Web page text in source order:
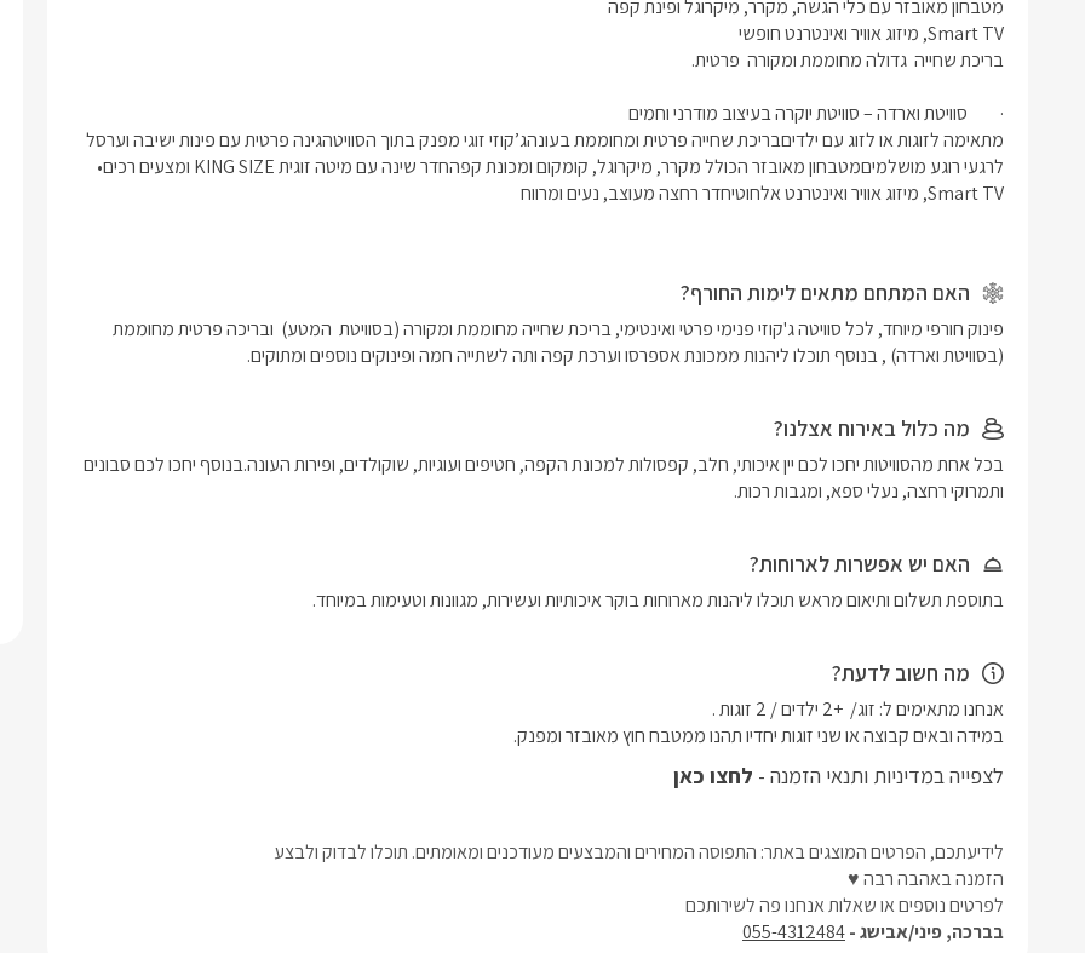
האם המתחם מתאים לימות החורף?
(בסוויטת וארדה) , בנוסף תוכלו ליהנות ממכונת אספרסו וערכת קפה ותה לשתייה חמה ופינוקים נוספים ומתוקים.
מה כלול באירוח אצלנו?
ותמרוקי רחצה, נעלי ספא, ומגבות רכות.
האם יש אפשרות לארוחות?
בתוספת תשלום ותיאום מראש תוכלו ליהנות מארוחות בוקר איכותיות ועשירות, מגוונות וטעימות במיוחד.
מה חשוב לדעת?
במידה ובאים קבוצה או שני זוגות יחדיו תהנו ממטבח חוץ מאובזר ומפנק.
לצפייה במדיניות ותנאי הזמנה - לחצו כאן
לידיעתכם, הפרטים המוצגים באתר: התפוסה המחירים והמבצעים מעודכנים ומאומתים. תוכלו לבדוק ולבצע
הזמנה באהבה רבה ♥
לפרטים נוספים או שאלות אנחנו פה לשירותכם
בברכה, פיני/אבישג -055-4312484